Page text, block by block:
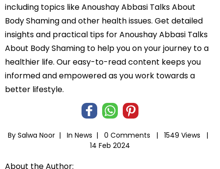
including topics like Anoushay Abbasi Talks About
Body Shaming and other health issues. Get detailed
insights and practical tips for Anoushay Abbasi Talks
About Body Shaming to help you on your journey to a
healthier life. Our easy-to-read content keeps you
informed and empowered as you work towards a
better lifestyle.
By Salwa Noor | In News | 0 Comments |
1549 Views |
14 Feb 2024
About the Author: